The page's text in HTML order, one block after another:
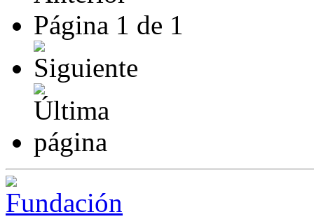
Página 1 de 1